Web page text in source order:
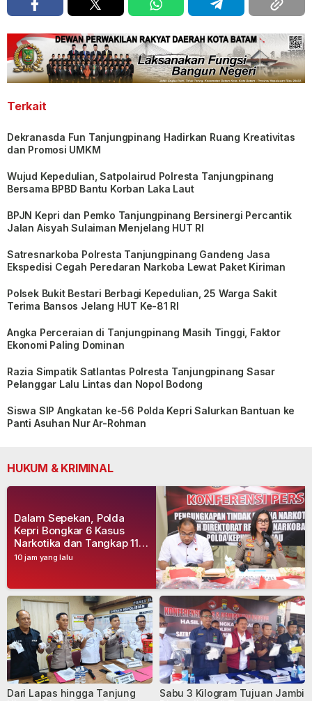
Terkait
Dekranasda Fun Tanjungpinang Hadirkan Ruang Kreativitas
dan Promosi UMKM
Wujud Kepedulian, Satpolairud Polresta Tanjungpinang
Bersama BPBD Bantu Korban Laka Laut
BPJN Kepri dan Pemko Tanjungpinang Bersinergi Percantik
Jalan Aisyah Sulaiman Menjelang HUT RI
Satresnarkoba Polresta Tanjungpinang Gandeng Jasa
Ekspedisi Cegah Peredaran Narkoba Lewat Paket Kiriman
Polsek Bukit Bestari Berbagi Kepedulian, 25 Warga Sakit
Terima Bansos Jelang HUT Ke-81 RI
Angka Perceraian di Tanjungpinang Masih Tinggi, Faktor
Ekonomi Paling Dominan
Razia Simpatik Satlantas Polresta Tanjungpinang Sasar
Pelanggar Lalu Lintas dan Nopol Bodong
Siswa SIP Angkatan ke-56 Polda Kepri Salurkan Bantuan ke
Panti Asuhan Nur Ar-Rohman
HUKUM & KRIMINAL
10 jam yang lalu
Dalam Sepekan, Polda
Kepri Bongkar 6 Kasus
Narkotika dan Tangkap 11
Tersangka
Dari Lapas hingga Tanjung
Sabu 3 Kilogram Tujuan Jambi